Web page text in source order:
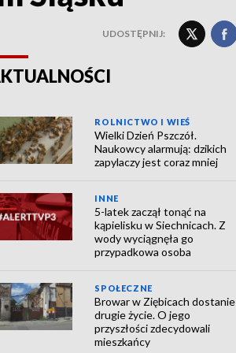
UDOSTĘPNIJ:
ROLNICTWO I WIEŚ
Wielki Dzień Pszczół.
Naukowcy alarmują: dzikich
zapylaczy jest coraz mniej
INNE
5-latek zaczął tonąć na
kąpielisku w Siechnicach. Z
wody wyciągnęła go
przypadkowa osoba
SPOŁECZNE
Browar w Ziębicach dostanie
drugie życie. O jego
przyszłości zdecydowali
mieszkańcy